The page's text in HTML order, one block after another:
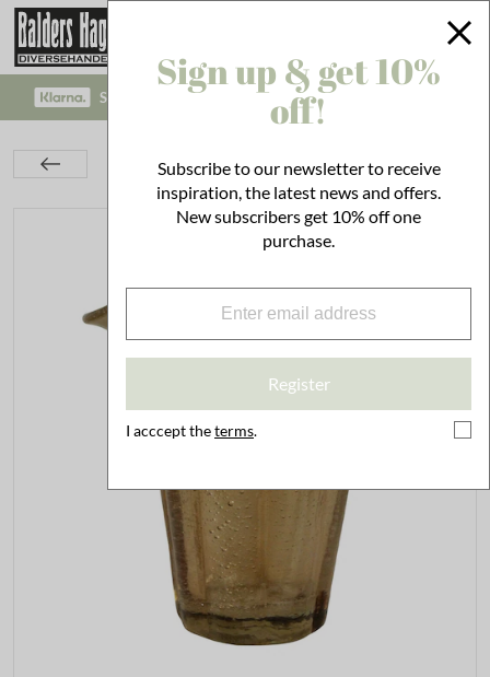
SAFE PAYMENT WITH KLARNA CHECKOUT!
Vase Lova Light Brown
Sign up & get 10%
off!
Subscribe to our newsletter to receive
inspiration, the latest news and offers.
New subscribers get 10% off one
purchase.
Register
I acccept theterms.